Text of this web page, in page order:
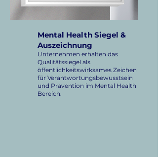
Mental Health Siegel &
Auszeichnung
Unternehmen erhalten das
Qualitätssiegel als
öffentlichkeitswirksames Zeichen
für Verantwortungsbewusstsein
und Prävention im Mental Health
Bereich.